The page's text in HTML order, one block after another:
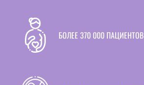
БОЛЕЕ 370 000 ПАЦИЕНТОВ